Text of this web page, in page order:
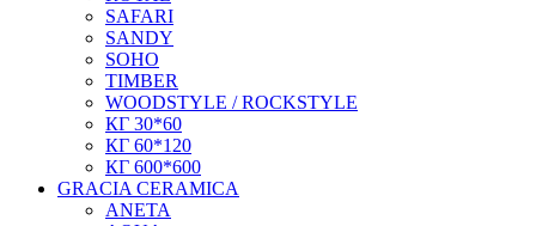
SAFARI
SANDY
SOHO
TIMBER
WOODSTYLE / ROCKSTYLE
КГ 30*60
КГ 60*120
КГ 600*600
GRACIA CERAMICA
ANETA